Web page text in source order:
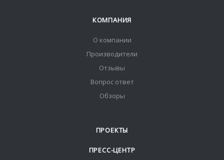
КОМПАНИЯ
О компании
Производители
Отзывы
Вопрос ответ
Обзоры
ПРОЕКТЫ
ПРЕСС-ЦЕНТР